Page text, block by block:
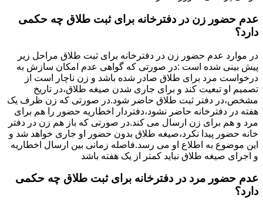
عدم حضور زن در دفترخانه برای ثبت طلاق چه حکمی
دارد؟
در موارد عدم حضور زن در دفترخانه برای ثبت طلاق مراحل زیر
پیش بینی شده است :در صورتی که گواهی عدم امکان سازش به
درخواست مرد برای طلاق صادر شده باشد و زن ناچار است از
تصمیم او تبعیت کند و برای جاری شدن صیغه طلاق،در تاریخ
مشخص،در دفتر ثبت طلاق حاضر شود.در صورتی که زن ظرف یک
هفته در دفترخانه حاضر نشود،دفتردار اخطاریه حضور را هم برای
مرد و هم برای زن ارسال می کند.در صورتی که باز هم زن در دفتر
خانه حضور پیدا نکرد،صیغه طلاق بدون حضور او جاری خواهد شد و
این موضوع به اطلاع او می رسد.فاصله زمانی بین ارسال اخطاریه
و اجرای صیغه طلاق نباید کمتر از یک هفته باشد
عدم حضور مرد در دفترخانه برای ثبت طلاق چه حکمی
دارد؟